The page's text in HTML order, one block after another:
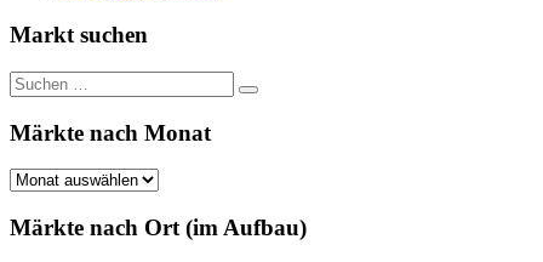
Markt suchen
Suchen
nach:
Suchen
Märkte nach Monat
Märkte
Monat
Märkte nach Ort (im Aufbau)